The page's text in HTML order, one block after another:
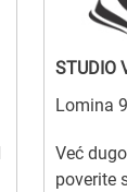
STUDIO
Lomina
Već
poverite